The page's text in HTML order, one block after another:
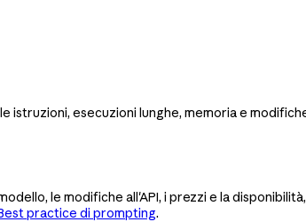
esecuzioni lunghe, memoria e
le modifiche all'API, i prezzi e la
practice di prompting.